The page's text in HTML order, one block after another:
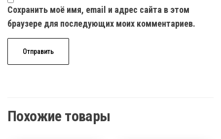
Сохранить моё имя, email и адрес сайта в этом
браузере для последующих моих комментариев.
Похожие товары